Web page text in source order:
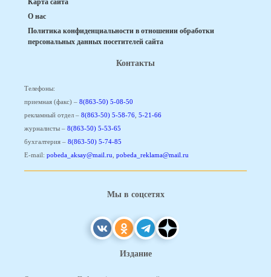
Карта сайта
О нас
Политика конфиденциальности в отношении обработки
персональных данных посетителей сайта
Контакты
Телефоны:
приемная (факс) – 8(863-50) 5-08-50
рекламный отдел – 8(863-50) 5-58-76, 5-21-66
журналисты – 8(863-50) 5-53-65
бухгалтерия – 8(863-50) 5-74-85
E-mail: pobeda_aksay@mail.ru, pobeda_reklama@mail.ru
Мы в соцсетях
Издание